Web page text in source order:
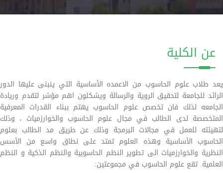
عن الكلية
يعد طلاب علوم الحاسوب من الاعمده الأساسية التي ينبنى عليها الدور
الرائد للجامعة لتحقيق الروية والرسالة ويشكلون اهم مؤشر لتقدم وريادة
الجامعه لذلك فان تخصص علوم الحاسوب يهتم ببناء القدرات المعرفية
المتخصصة لدى الطالب في مجال علوم الحاسوب والخوارزميات ، وذلك
لتهيئته للعمل في مجالات البرمجة وذلك عن طريق مد الطالب بعلوم
الحاسوب الأساسية وهذه العلوم تمتد على نطاق واسع من الأسس
النظرية والخوارزميات الى تطوير النظم الحاسوبية والنظم الذكية و النظم
العلمية. تقع علوم الحاسوب في مجموعتين: